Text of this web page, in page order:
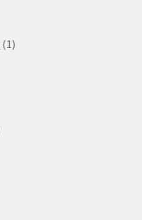
1 1